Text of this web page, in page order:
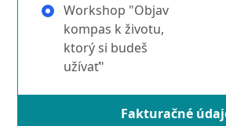
Workshop "Objav
kompas k životu,
ktorý si budeš
užívať"
Fakturačné